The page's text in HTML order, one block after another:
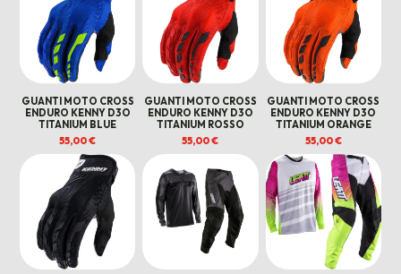
GUANTI MOTO CROSS
ENDURO KENNY D3O
TITANIUM BLUE
55,00€
GUANTI MOTO CROSS
ENDURO KENNY D3O
TITANIUM ROSSO
55,00€
GUANTI MOTO CROSS
ENDURO KENNY D3O
TITANIUM ORANGE
55,00€